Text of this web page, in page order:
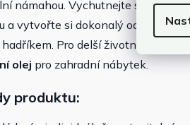
námahou. Vychutnejte si pohodlí
a vytvořte si dokonalý oddechový
Pro delší životnost a
olej pro zahradní nábytek.
produktu: